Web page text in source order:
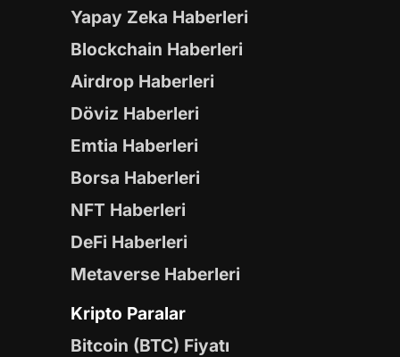
Yapay Zeka Haberleri
Blockchain Haberleri
Airdrop Haberleri
Döviz Haberleri
Emtia Haberleri
Borsa Haberleri
NFT Haberleri
DeFi Haberleri
Metaverse Haberleri
Kripto Paralar
Bitcoin (BTC) Fiyatı